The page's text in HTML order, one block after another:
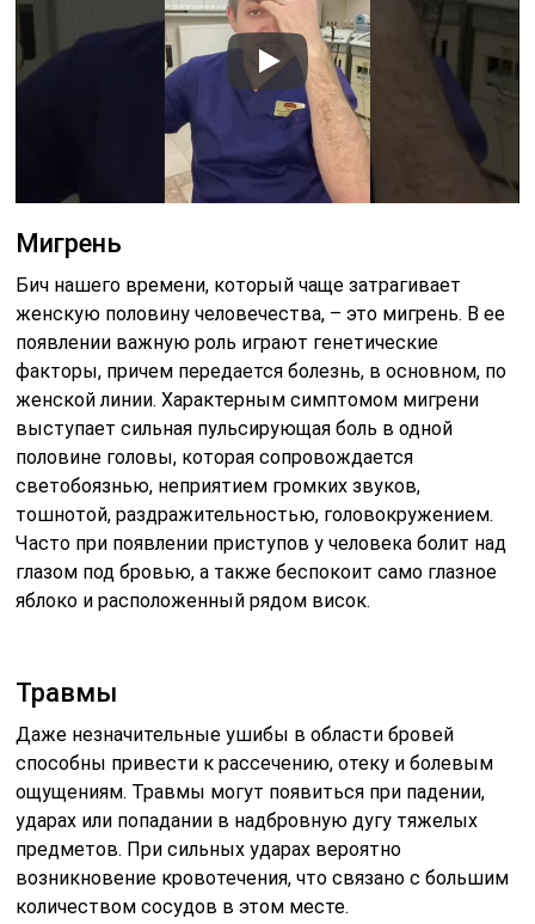
Мигрень
Бич нашего времени, который чаще затрагивает
женскую половину человечества, – это мигрень. В ее
появлении важную роль играют генетические
факторы, причем передается болезнь, в основном, по
женской линии. Характерным симптомом мигрени
выступает сильная пульсирующая боль в одной
половине головы, которая сопровождается
светобоязнью, неприятием громких звуков,
тошнотой, раздражительностью, головокружением.
Часто при появлении приступов у человека болит над
глазом под бровью, а также беспокоит само глазное
яблоко и расположенный рядом висок.
Травмы
Даже незначительные ушибы в области бровей
способны привести к рассечению, отеку и болевым
ощущениям. Травмы могут появиться при падении,
ударах или попадании в надбровную дугу тяжелых
предметов. При сильных ударах вероятно
возникновение кровотечения, что связано с большим
количеством сосудов в этом месте.